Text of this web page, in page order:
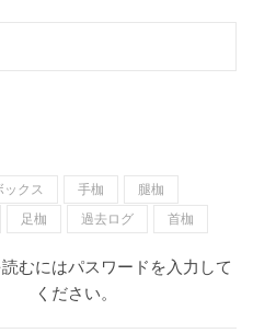
ックス 手枷
腿枷
足枷 過去ログ 首枷
むにはパスワードを入力して
ください。